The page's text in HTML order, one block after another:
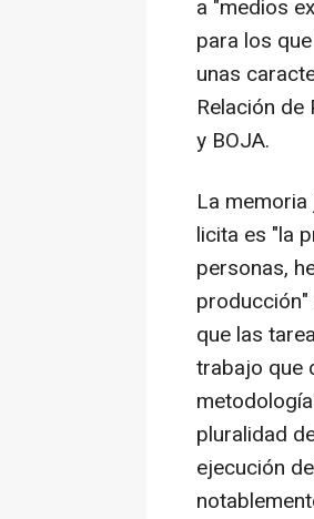
a "medios
para los
unas
Relación
y BOJA.
La
licita es "la
personas,
que las
trabajo que
pluralidad
ejecución